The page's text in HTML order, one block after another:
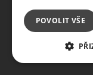
POVOLIT VŠE